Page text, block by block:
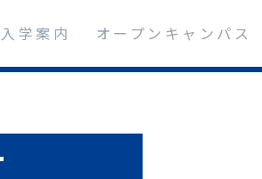
入学案内 オープンキャンパス